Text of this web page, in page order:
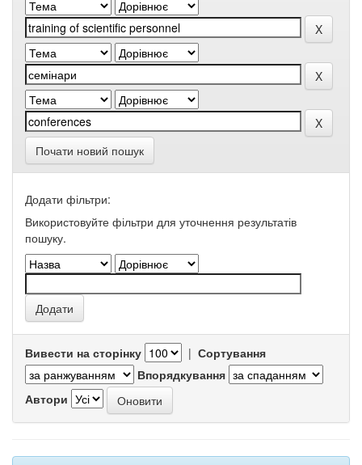
Почати новий пошук
Додати фільтри:
Використовуйте фільтри для уточнення результатів
пошуку.
Вивести на сторінку | Сортування
Впорядкування
Автори